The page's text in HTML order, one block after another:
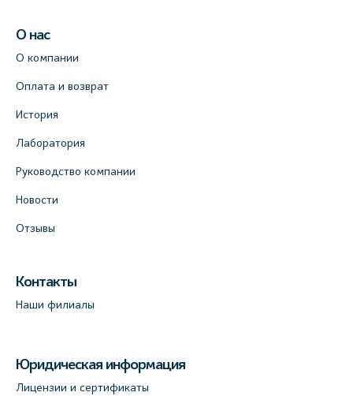
О нас
О компании
Оплата и возврат
История
Лаборатория
Руководство компании
Новости
Отзывы
Контакты
Наши филиалы
Юридическая информация
Лицензии и сертификаты